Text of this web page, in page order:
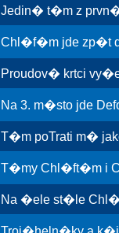
Jedin� t�m z
Chl�f�m jde zp�t
Proudov� krtci
Na 3. m�sto jde
T�m poTrati m�
T�my Chl�ft�m i
Na �ele st�le